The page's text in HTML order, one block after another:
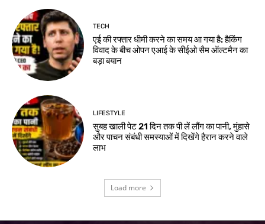
TECH
एई की रफ्तार धीमी करने का समय आ गया है: हैकिंग
विवाद के बीच ओपन एआई के सीईओ सैम ऑल्टमैन का
बड़ा बयान
LIFESTYLE
सुबह खाली पेट 21 दिन तक पी लें लौंग का पानी, मुंहासे
और पाचन संबंधी समस्याओं में दिखेंगे हैरान करने वाले
लाभ
Load more